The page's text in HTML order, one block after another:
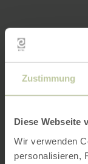
Zustimmung
Diese Webseite
Wir verwenden
personalisieren,